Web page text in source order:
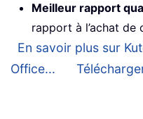
Meilleur rapport
rapport à l’achat de
En savoir plus sur
Office...